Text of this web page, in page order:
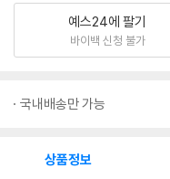
예스24에 팔기
바이백 신청 불가
국내배송만 가능
상품정보